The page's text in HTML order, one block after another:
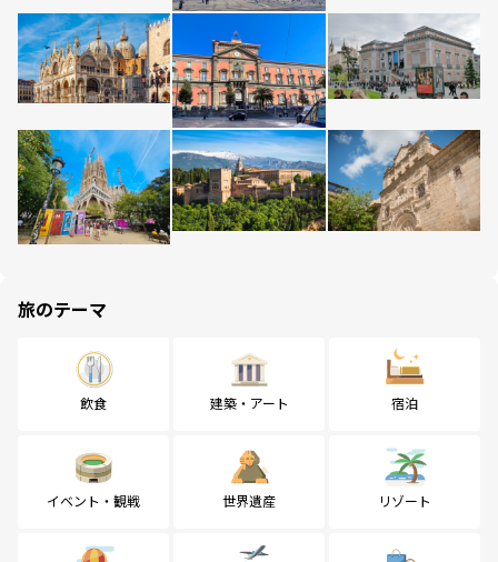
旅のテーマ
飲食 建築・アート 宿泊
イベント・観戦 世界遺産 リゾート